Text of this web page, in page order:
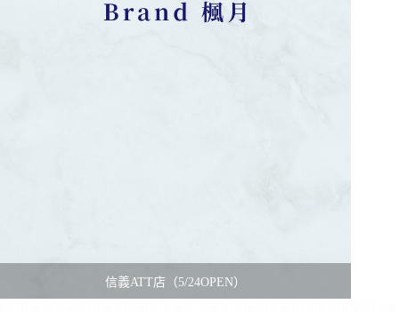
信義ATT店（5/24OPEN）